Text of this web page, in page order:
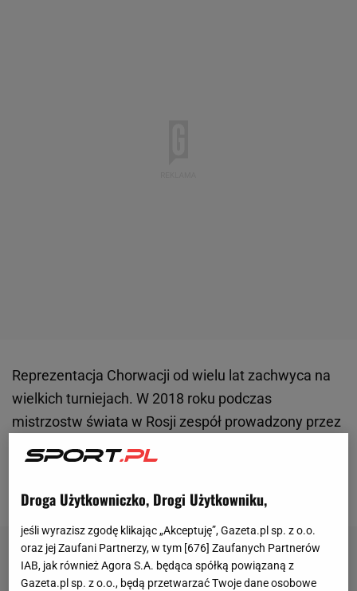
Reprezentacja Chorwacji od wielu lat zachwyca na
wielkich turniejach. W 2018 roku podczas
mistrzostw świata w Rosji zespół prowadzony przez
wiele wrażeń.
Droga Użytkowniczko, Drogi Użytkowniku,
jeśli wyrazisz zgodę klikając „Akceptuję”, Gazeta.pl sp. z o.o.
oraz jej Zaufani Partnerzy, w tym [676] Zaufanych Partnerów
IAB, jak również Agora S.A. będąca spółką powiązaną z
Gazeta.pl sp. z o.o., będą przetwarzać Twoje dane osobowe